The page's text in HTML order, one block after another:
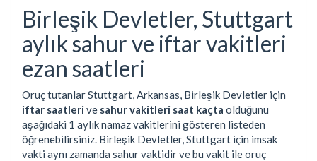
Birleşik Devletler, Stuttgart
aylık sahur ve iftar vakitleri
ezan saatleri
Oruç tutanlar Stuttgart, Arkansas, Birleşik Devletler için
iftar saatlerive sahur vakitleri saat kaçta olduğunu
aşağıdaki 1 aylık namaz vakitlerini gösteren listeden
öğrenebilirsiniz. Birleşik Devletler, Stuttgart için imsak
vakti aynı zamanda sahur vaktidir ve bu vakit ile oruç